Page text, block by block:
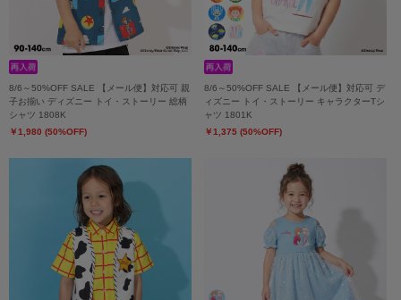
8/6～50%OFF SALE 【メール便】対応可 親
子お揃い ディズニー トイ・ストーリー 総柄
シャツ 1808K
￥1,980 (50%OFF)
8/6～50%OFF SALE 【メール便】対応可 デ
ィズニー トイ・ストーリー キャラクターTシ
ャツ 1801K
￥1,375 (50%OFF)